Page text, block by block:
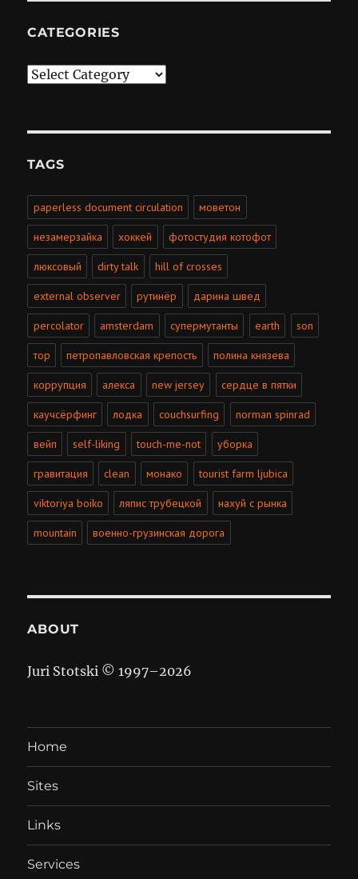
CATEGORIES
Categories
TAGS
paperless document circulation моветон
незамерзайка хоккей фотостудия котофот
люксовый dirty talk hill of crosses
external observer рутинёр дарина швед
percolator amsterdam супермутанты earth son
тор петропавловская крепость полина князева
коррупция алекса new jersey сердце в пятки
каучсёрфинг лодка couchsurfing norman spinrad
вейп self-liking touch-me-not уборка
гравитация clean монако tourist farm ljubica
viktoriya boiko ляпис трубецкой нахуй с рынка
mountain военно-грузинская дорога
ABOUT
Juri Stotski © 1997–2026
Home
Sites
Links
Services